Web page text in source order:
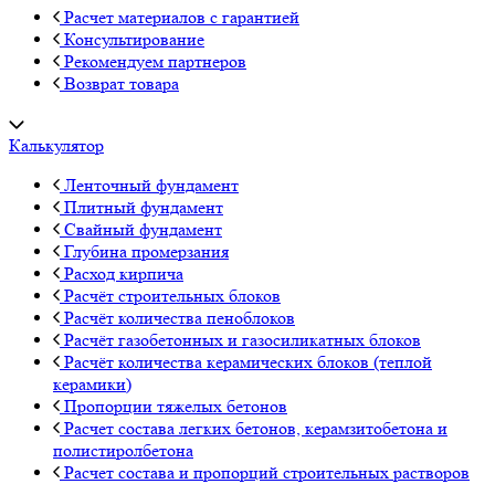
Расчет материалов с гарантией
Консультирование
Рекомендуем партнеров
Возврат товара
Калькулятор
Ленточный фундамент
Плитный фундамент
Свайный фундамент
Глубина промерзания
Расход кирпича
Расчёт строительных блоков
Расчёт количества пеноблоков
Расчёт газобетонных и газосиликатных блоков
Расчёт количества керамических блоков (теплой
керамики)
Пропорции тяжелых бетонов
Расчет состава легких бетонов, керамзитобетона и
полистиролбетона
Расчет состава и пропорций строительных растворов